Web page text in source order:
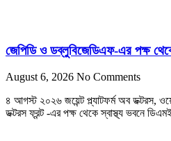
জেপিডি ও ডব্লুবিজেডিএফ-এর পক্ষ
August 6, 2026 No Comments
৪ আগস্ট ২০২৬ জয়েন্ট প্ল্যাটফর্ম অব ডক্টরস,
ডক্টরস ফ্রন্ট -এর পক্ষ থেকে স্বাস্থ্য ভবনে